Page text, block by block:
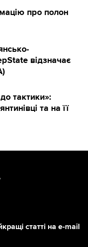
про полон
відзначає
тактики»:
та на її
статті на e-mail